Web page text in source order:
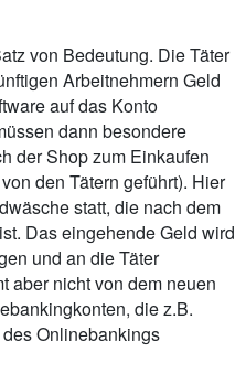
von Bedeutung. Die Täter
Arbeitnehmern Geld
auf das Konto
dann besondere
der Shop zum Einkaufen
den Tätern geführt). Hier
statt, die nach dem
Das eingehende Geld wird
und an die Täter
aber nicht von dem neuen
die z.B.
Onlinebankings